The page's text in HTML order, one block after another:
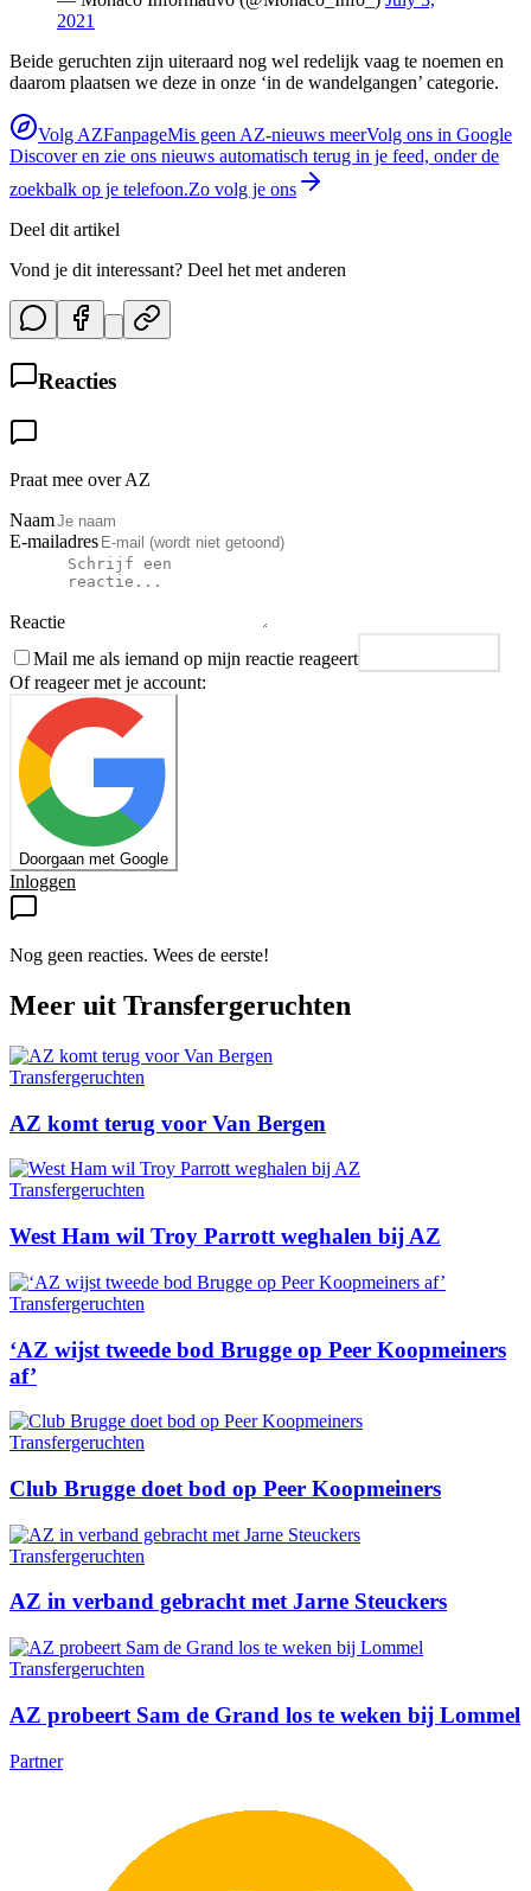
2021
Beide geruchten zijn uiteraard nog wel redelijk vaag te noemen en
daarom plaatsen we deze in onze ‘in de wandelgangen’ categorie.
Volg AZFanpageMis geen AZ-nieuws meerVolg ons in Google
Discover en zie ons nieuws automatisch terug in je feed, onder de
zoekbalk op je telefoon.Zo volg je ons
Deel dit artikel
Vond je dit interessant? Deel het met anderen
Reacties
Praat mee over AZ
Naam
E-mailadres
Reactie
Mail me als iemand op mijn reactie reageert
Of reageer met je account:
Doorgaan met Google
Inloggen
Nog geen reacties. Wees de eerste!
Meer uit Transfergeruchten
Transfergeruchten
AZ komt terug voor Van Bergen
Transfergeruchten
West Ham wil Troy Parrott weghalen bij AZ
Transfergeruchten
‘AZ wijst tweede bod Brugge op Peer Koopmeiners
af’
Transfergeruchten
Club Brugge doet bod op Peer Koopmeiners
Transfergeruchten
AZ in verband gebracht met Jarne Steuckers
Transfergeruchten
AZ probeert Sam de Grand los te weken bij Lommel
Partner